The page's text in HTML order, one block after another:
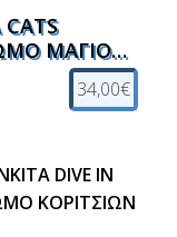
CATS
ΜΑΓΙΟ
34,00€